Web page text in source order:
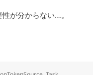
が分からない…。
って必要？